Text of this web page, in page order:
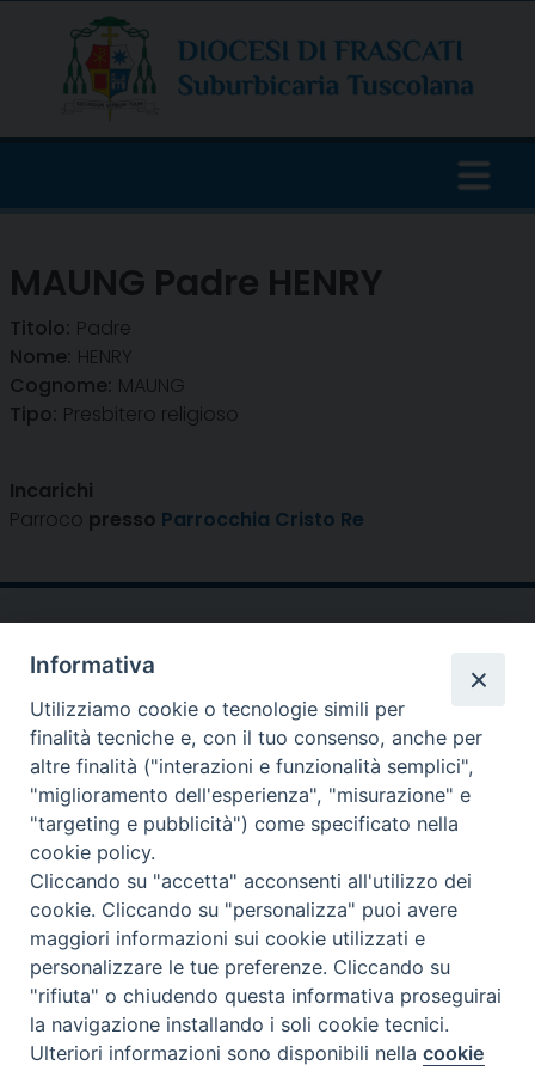
content
MAUNG Padre HENRY
Titolo: Padre
Nome: HENRY
Cognome: MAUNG
Tipo: Presbitero religioso
Incarichi
Parroco presso Parrocchia Cristo Re
SEDE:
Piazza Paolo III 10 - 00044 Frascati
Tel. 069420467
Email:
seguici su :
Facebook
X YouTube
Feed
Preferenze Cookie
Informativa
Utilizziamo cookie o tecnologie simili per
finalità tecniche e, con il tuo consenso, anche per
altre finalità ("interazioni e funzionalità semplici",
"miglioramento dell'esperienza", "misurazione" e
"targeting e pubblicità") come specificato nella
cookie policy.
Cliccando su "accetta" acconsenti all'utilizzo dei
cookie. Cliccando su "personalizza" puoi avere
maggiori informazioni sui cookie utilizzati e
personalizzare le tue preferenze. Cliccando su
"rifiuta" o chiudendo questa informativa proseguirai
la navigazione installando i soli cookie tecnici.
Ulteriori informazioni sono disponibili nellacookie